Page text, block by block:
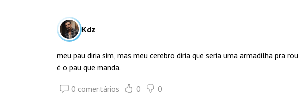
Kdz
meu pau diria sim, mas meu cerebro diria que seria uma armadilha pra
é o pau que manda.
0 comentários 0 0